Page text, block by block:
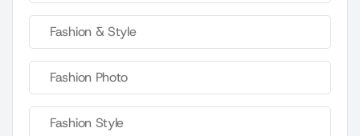
Fashion & Style
Fashion Photo
Fashion Style